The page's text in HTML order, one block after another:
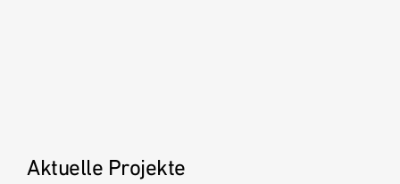
Aktuelle Projekte